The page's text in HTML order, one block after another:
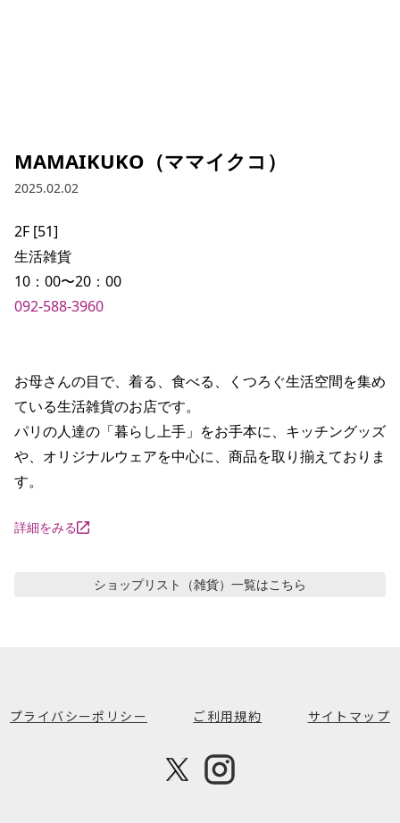
MAMAIKUKO（ママイクコ）
2025.02.02
2F [51]
生活雑貨
092-588-3960
お母さんの目で、着る、食べる、くつろぐ生活空間を集め
ている生活雑貨のお店です。
パリの人達の「暮らし上手」をお手本に、キッチングッズ
や、オリジナルウェアを中心に、商品を取り揃えておりま
す。
詳細をみる
ショップリスト（雑貨） 一覧はこちら
プライバシーポリシー ご利用規約 サイトマップ